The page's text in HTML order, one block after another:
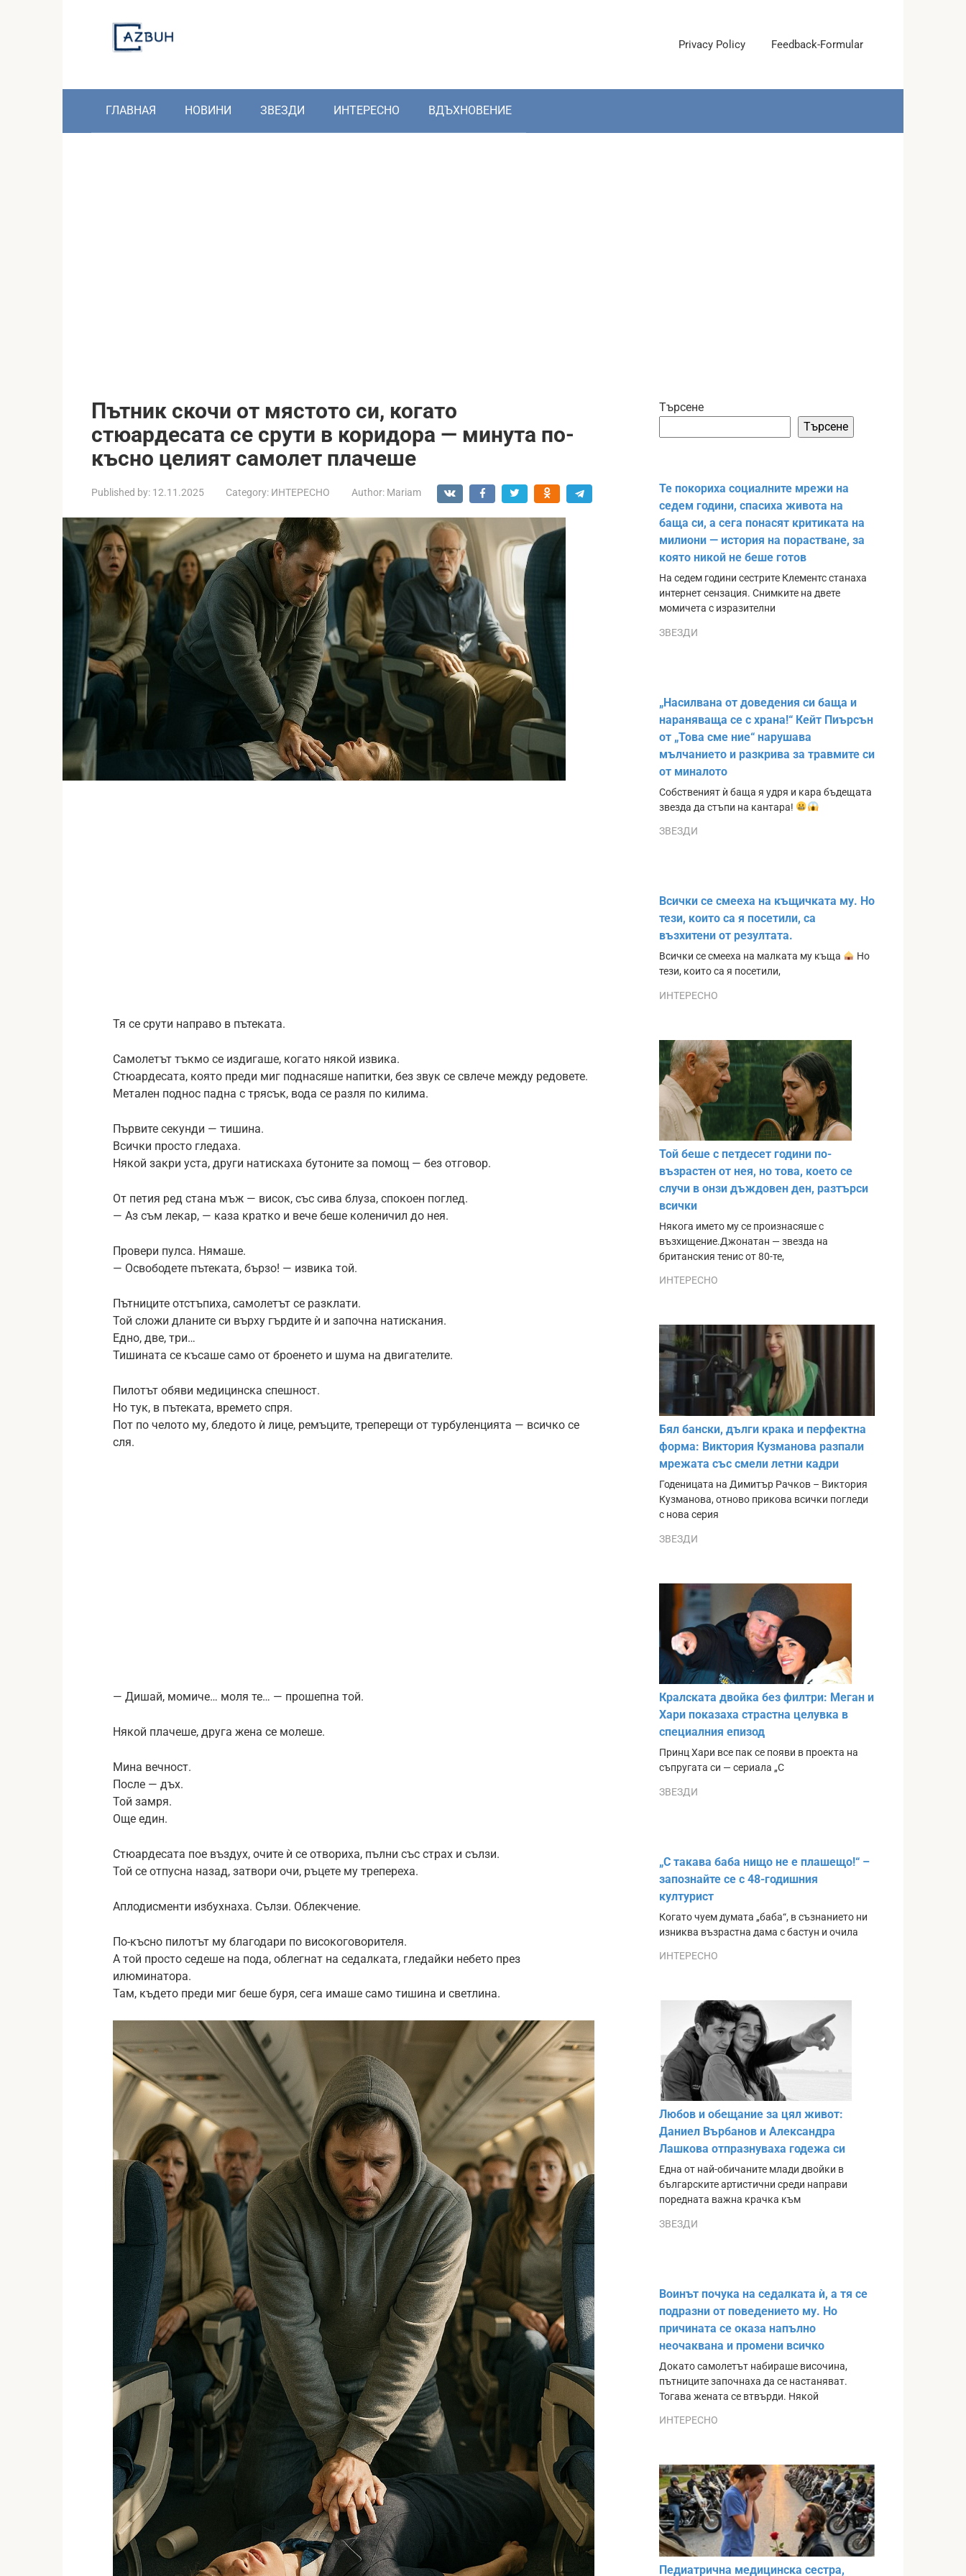
Privacy Policy Feedback-Formular
ГЛАВНАЯ НОВИНИ ЗВЕЗДИ ИНТЕРЕСНО ВДЪХНОВЕНИЕ
Пътник скочи от мястото си, когато
стюардесата се срути в коридора — минута по-
късно целият самолет плачеше
Published by: 12.11.2025 Category: ИНТЕРЕСНО Author: Mariam
Тя се срути направо в пътеката.
Самолетът тъкмо се издигаше, когато някой извика.
Стюардесата, която преди миг поднасяше напитки, без звук се свлече между редовете.
Метален поднос падна с трясък, вода се разля по килима.
Първите секунди — тишина.
Всички просто гледаха.
Някой закри уста, други натискаха бутоните за помощ — без отговор.
От петия ред стана мъж — висок, със сива блуза, спокоен поглед.
— Аз съм лекар, — каза кратко и вече беше коленичил до нея.
Провери пулса. Нямаше.
— Освободете пътеката, бързо! — извика той.
Пътниците отстъпиха, самолетът се разклати.
Той сложи дланите си върху гърдите ѝ и започна натискания.
Едно, две, три…
Тишината се късаше само от броенето и шума на двигателите.
Пилотът обяви медицинска спешност.
Но тук, в пътеката, времето спря.
Пот по челото му, бледото ѝ лице, ремъците, треперещи от турбуленцията — всичко се
сля.
— Дишай, момиче… моля те… — прошепна той.
Някой плачеше, друга жена се молеше.
Мина вечност.
После — дъх.
Той замря.
Още един.
Стюардесата пое въздух, очите ѝ се отвориха, пълни със страх и сълзи.
Той се отпусна назад, затвори очи, ръцете му трепереха.
Аплодисменти избухнаха. Сълзи. Облекчение.
По-късно пилотът му благодари по високоговорителя.
А той просто седеше на пода, облегнат на седалката, гледайки небето през
илюминатора.
Там, където преди миг беше буря, сега имаше само тишина и светлина.
Търсене
Търсене
Те покориха социалните мрежи на
седем години, спасиха живота на
баща си, а сега понасят критиката на
милиони — история на порастване, за
която никой не беше готов
На седем години сестрите Клементс станаха
интернет сензация. Снимките на двете
момичета с изразителни
ЗВЕЗДИ
„Насилвана от доведения си баща и
нараняваща се с храна!“ Кейт Пиърсън
от „Това сме ние“ нарушава
мълчанието и разкрива за травмите си
от миналото
Собственият ѝ баща я удря и кара бъдещата
звезда да стъпи на кантара!
ЗВЕЗДИ
Всички се смееха на къщичката му. Но
тези, които са я посетили, са
възхитени от резултата.
Всички се смееха на малката му къща
Но
тези, които са я посетили,
ИНТЕРЕСНО
Той беше с петдесет години по-
възрастен от нея, но това, което се
случи в онзи дъждовен ден, разтърси
всички
Някога името му се произнасяше с
възхищение.Джонатан — звезда на
британския тенис от 80-те,
ИНТЕРЕСНО
Бял бански, дълги крака и перфектна
форма: Виктория Кузманова разпали
мрежата със смели летни кадри
Годеницата на Димитър Рачков – Виктория
Кузманова, отново прикова всички погледи
с нова серия
ЗВЕЗДИ
Кралската двойка без филтри: Меган и
Хари показаха страстна целувка в
специалния епизод
Принц Хари все пак се появи в проекта на
съпругата си — сериала „С
ЗВЕЗДИ
„С такава баба нищо не е плашещо!“ –
запознайте се с 48-годишния
културист
Когато чуем думата „баба“, в съзнанието ни
изниква възрастна дама с бастун и очила
ИНТЕРЕСНО
Любов и обещание за цял живот:
Даниел Върбанов и Александра
Лашкова отпразнуваха годежа си
Една от най-обичаните млади двойки в
българските артистични среди направи
поредната важна крачка към
ЗВЕЗДИ
Воинът почука на седалката ѝ, а тя се
подразни от поведението му. Но
причината се оказа напълно
неочаквана и промени всичко
Докато самолетът набираше височина,
пътниците започнаха да се настаняват.
Тогава жената се втвърди. Някой
ИНТЕРЕСНО
Педиатрична медицинска сестра,